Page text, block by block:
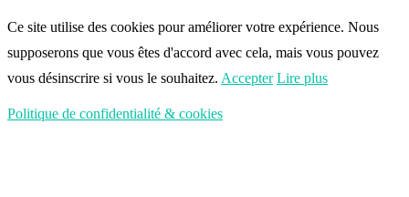
Ce site utilise des cookies pour améliorer votre expérience. Nous
supposerons que vous êtes d'accord avec cela, mais vous pouvez
vous désinscrire si vous le souhaitez. Accepter Lire plus
Politique de confidentialité & cookies